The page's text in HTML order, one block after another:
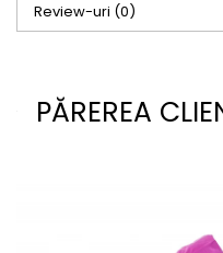
Review-uri (0)
PĂREREA